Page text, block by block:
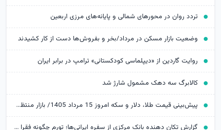
تردد روان در محورهای شمالی و پایانه‌های مرزی اربعین
وضعیت بازار مسکن در مرداد/بخر و بفروش‌ها دست از کار کشیدند
روایت گاردین از «دیپلماسی کودکستانی» ترامپ در برابر ایران
کالابرگ سه دهک مشمول شارژ شد
پیش‌بینی قیمت طلا، دلار و سکه امروز 15 مرداد 1405/ بازار منتظر مذاکرات تنگه هرمز
گزارش تکان‌ دهنده بانک مرکزی از سفره ایرانی‌ها؛ تورم چگونه فقرا را فقیرتر کرد؟